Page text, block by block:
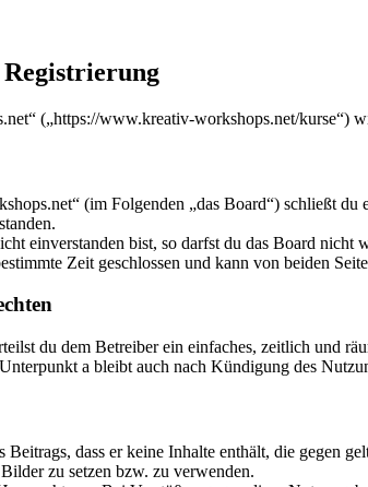
(„https://www.kreativ-workshops.net/kurse“)
(im Folgenden „das Board“) schließt
einverstanden bist, so darfst du das Board
Zeit geschlossen und kann von beiden
du dem Betreiber ein einfaches, zeitlich und
a bleibt auch nach Kündigung des
dass er keine Inhalte enthält, die gegen
zu setzen bzw. zu verwenden.